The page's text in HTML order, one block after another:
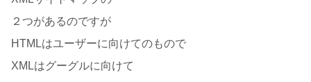
２つがあるのですが
HTMLはユーザーに向けてのもので
XMLはグーグルに向けて